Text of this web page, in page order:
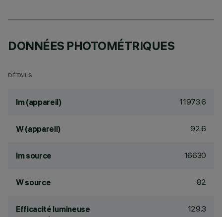
DONNÉES PHOTOMÉTRIQUES
DÉTAILS
lm (appareil) 11973.6
W (appareil) 92.6
lm source 16630
W source 82
Efficacité lumineuse
129.3